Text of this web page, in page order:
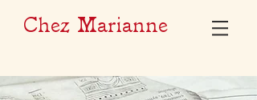
Chez Marianne